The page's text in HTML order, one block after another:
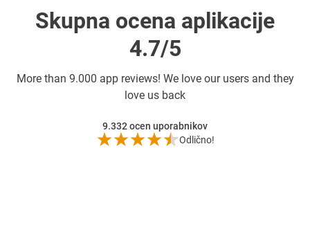
Skupna ocena aplikacije
4.7/5
More than 9.000 app reviews! We love our users and they
love us back
9.332ocen uporabnikov
Odlično!